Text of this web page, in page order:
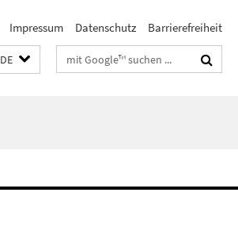
Impressum Datenschutz Barrierefreiheit
DE Suchbegriffe